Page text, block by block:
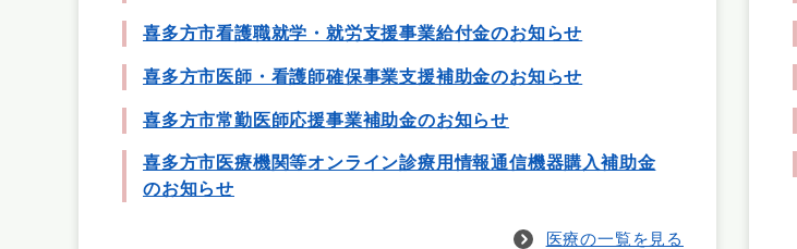
喜多方市看護職就学・就労支援事業給付金のお知らせ
喜多方市医師・看護師確保事業支援補助金のお知らせ
喜多方市常勤医師応援事業補助金のお知らせ
喜多方市医療機関等オンライン診療用情報通信機器購入補助金
のお知らせ
医療の一覧を見る